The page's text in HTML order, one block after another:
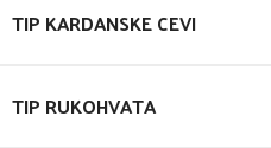
TIP KARDANSKE CEVI
TIP RUKOHVATA